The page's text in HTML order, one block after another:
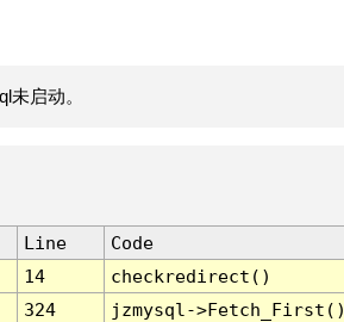
启动。
Line
Code
14
checkredirect()
324
jzmysql-